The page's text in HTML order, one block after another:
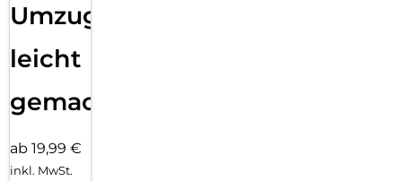
Umzug
leicht
gemacht!
ab 19,99 €
inkl. MwSt.